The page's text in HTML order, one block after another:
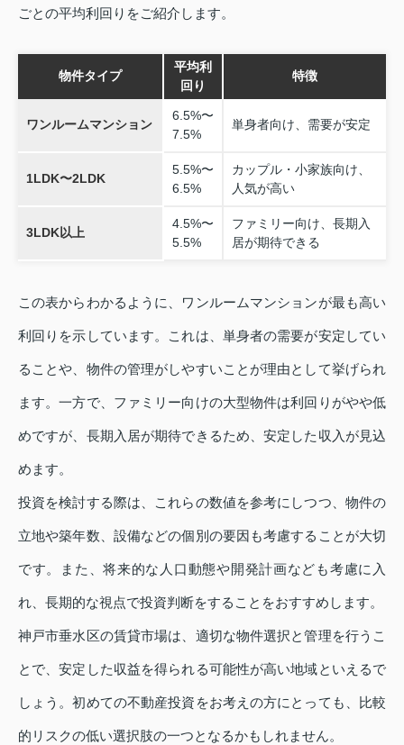
ごとの平均利回りをご紹介します。
物件タイプ
平均利
回り
特徴
ワンルームマンション
6.5%〜
7.5%
単身者向け、需要が安定
1LDK〜2LDK
5.5%〜
6.5%
カップル・小家族向け、
人気が高い
3LDK以上
4.5%〜
5.5%
ファミリー向け、長期入
居が期待できる
この表からわかるように、ワンルームマンションが最も高い
利回りを示しています。これは、単身者の需要が安定してい
ることや、物件の管理がしやすいことが理由として挙げられ
ます。一方で、ファミリー向けの大型物件は利回りがやや低
めですが、長期入居が期待できるため、安定した収入が見込
めます。
投資を検討する際は、これらの数値を参考にしつつ、物件の
立地や築年数、設備などの個別の要因も考慮することが大切
です。また、将来的な人口動態や開発計画なども考慮に入
れ、長期的な視点で投資判断をすることをおすすめします。
神戸市垂水区の賃貸市場は、適切な物件選択と管理を行うこ
とで、安定した収益を得られる可能性が高い地域といえるで
しょう。初めての不動産投資をお考えの方にとっても、比較
的リスクの低い選択肢の一つとなるかもしれません。